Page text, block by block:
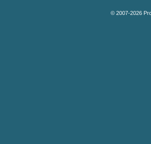
© 2007-2026